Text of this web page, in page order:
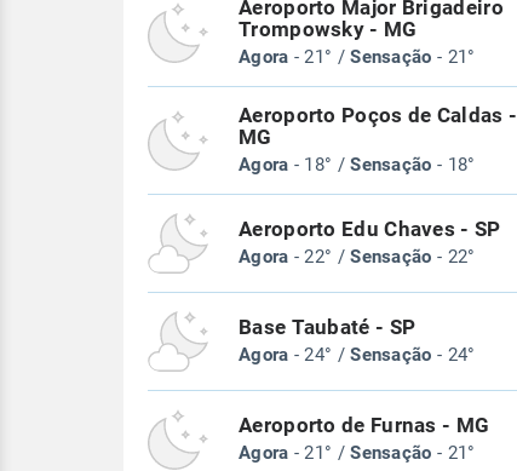
Aeroporto Major Brigadeiro
Trompowsky - MG
Agora - 21° /Sensação - 21°
Aeroporto Poços de Caldas -
MG
Agora - 18° /Sensação - 18°
Aeroporto Edu Chaves - SP
Agora - 22° /Sensação - 22°
Base Taubaté - SP
Agora - 24° /Sensação - 24°
Aeroporto de Furnas - MG
Agora - 21° /Sensação - 21°